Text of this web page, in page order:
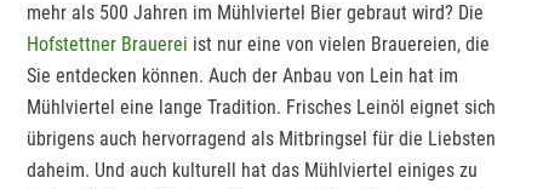
mehr als 500 Jahren im Mühlviertel Bier gebraut wird? Die
Hofstettner Brauerei ist nur eine von vielen Brauereien, die
Sie entdecken können. Auch der Anbau von Lein hat im
Mühlviertel eine lange Tradition. Frisches Leinöl eignet sich
übrigens auch hervorragend als Mitbringsel für die Liebsten
daheim. Und auch kulturell hat das Mühlviertel einiges zu